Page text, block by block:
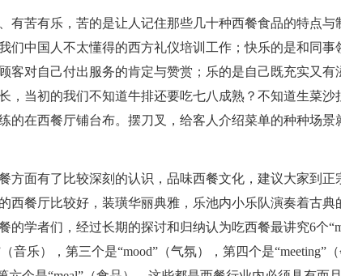
有苦有乐，苦的是让人记住那些几十种西餐食品的特点与
们中国人不太懂得的西方礼仪培训工作；快乐的是和同事
客对自己付出服务的肯定与赞赏；乐的是自己既充实又有
，当初的我们不知道牛排还要吃七八成熟？不知道生菜沙
的在西餐厅铺台布。摆刀叉，给客人介绍菜单的种种场景
方面有了比较深刻的认识，品味西餐文化，建议大家到正
西餐厅比较好，装璜华丽典雅，乐池内小乐队演奏着古典
的学者们，经过长期的探讨和归纳认为吃西餐最讲究6个
音乐），第三个是“mood”（气氛），第四个是“meeting”